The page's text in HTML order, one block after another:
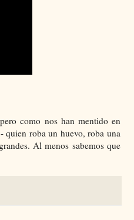
como nos han mentido en
quien roba un huevo, roba una
Al menos sabemos que